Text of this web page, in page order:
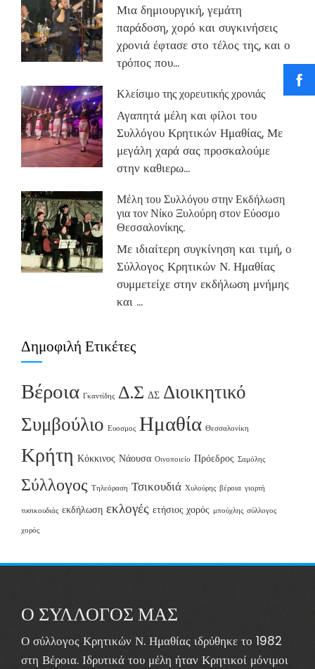
Μια δημιουργική, γεμάτη
παράδοση, χορό και συγκινήσεις
χρονιά έφτασε στο τέλος της, και ο
τρόπος που...
Κλείσιμο της χορευτικής χρονιάς
Αγαπητά μέλη και φίλοι του
Συλλόγου Κρητικών Ημαθίας, Με
μεγάλη χαρά σας προσκαλούμε
στην καθιερω...
Μέλη του Συλλόγου στην Εκδήλωση
για τον Νίκο Ξυλούρη στον Εύοσμο
Θεσσαλονίκης.
Με ιδιαίτερη συγκίνηση και τιμή, ο
Σύλλογος Κρητικών Ν. Ημαθίας
συμμετείχε στην εκδήλωση μνήμης
και ...
Δημοφιλή Ετικέτες
Βέροια Γκαντίδης Δ.Σ ΔΣ Διοικητικό
Συμβούλιο Ευοσμος Ημαθία Θεσσαλονίκη
Κρήτη Κόκκινος Νάουσα Οινοποιείο Πρόεδρος Σαμόλης
Σύλλογος Τηλεόραση Τσικουδιά Χυλούρης βέροια γιορτή
τυσικουδιάς εκδήλωση εκλογές ετήσιος χορός μπούχλης σύλλογος
χορός
Ο ΣΥΛΛΟΓΟΣ ΜΑΣ
Ο σύλλογος Κρητικών Ν. Ημαθίας ιδρύθηκε το 1982
στη Βέροια. Ιδρυτικά του μέλη ήταν Κρητικοί μόνιμοι